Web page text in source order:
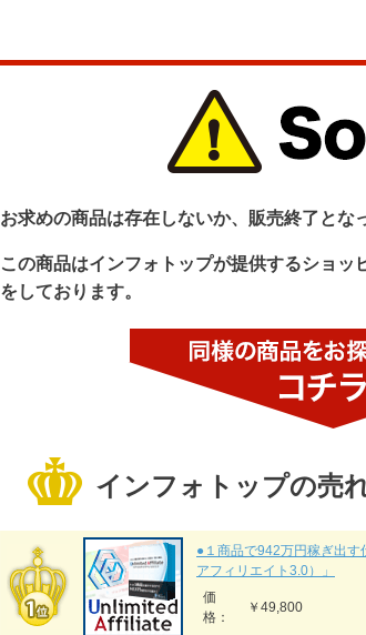
お求めの商品は存在しないか、販売終了とな
この商品はインフォトップが提供するショ
をしております。
インフォトップの売
●１商品で942万円稼ぎ出
アフィリエイト3.0）」
価
格：
￥49,800